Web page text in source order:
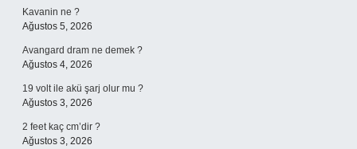
Kavanin ne ?
Ağustos 5, 2026
Avangard dram ne demek ?
Ağustos 4, 2026
19 volt ile akü şarj olur mu ?
Ağustos 3, 2026
2 feet kaç cm’dir ?
Ağustos 3, 2026